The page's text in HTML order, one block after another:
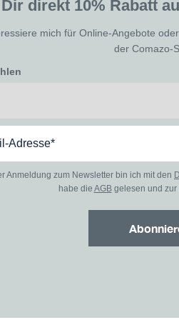
Dir direkt 10% Rabatt
mich für Online-Angebote
der Comazo-
Anmeldung zum Newsletter bin ich mit den
habe die AGBgelesen und zur